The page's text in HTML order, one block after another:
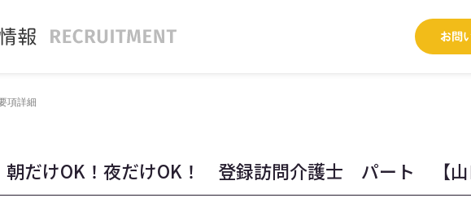
項詳細
朝だけOK！夜だけOK！ 登録訪問介護士 パート 【